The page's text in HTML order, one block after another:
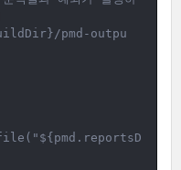
pmd-outpu